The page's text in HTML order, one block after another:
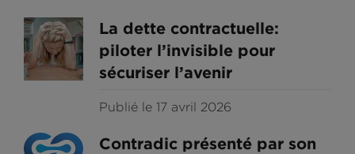
La dette contractuelle:
piloter l’invisible pour
sécuriser l’avenir
Publié le 17 avril 2026
Contradic présenté par son